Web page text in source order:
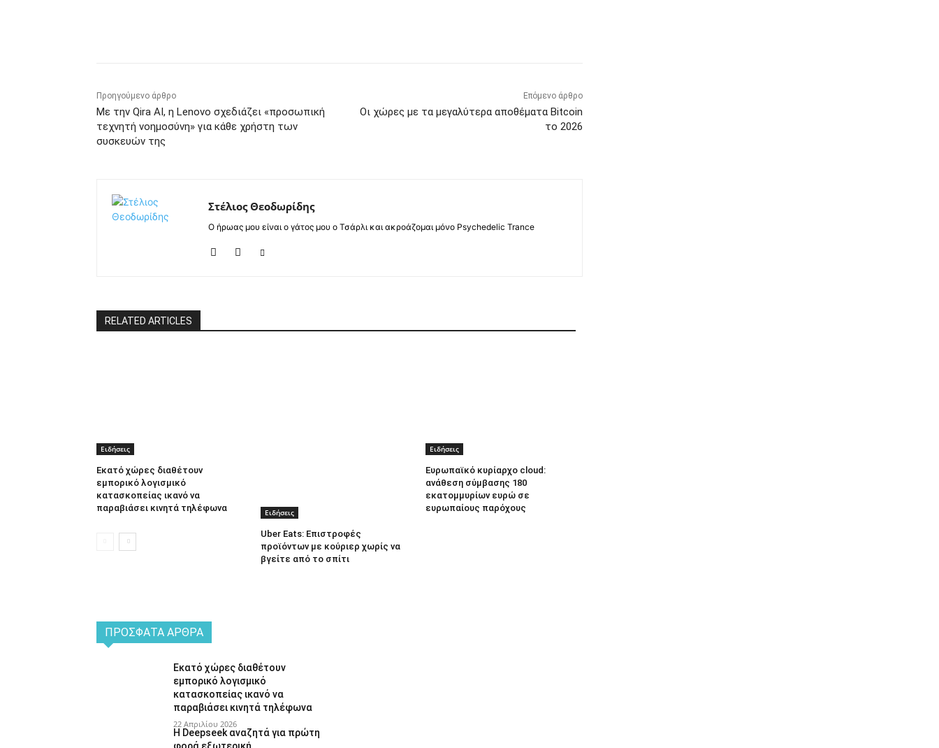
Προηγούμενο άρθρο
Με την Qira AI, η Lenovo σχεδιάζει «προσωπική
τεχνητή νοημοσύνη» για κάθε χρήστη των
συσκευών της
Επόμενο άρθρο
Οι χώρες με τα μεγαλύτερα αποθέματα Bitcoin
το 2026
Στέλιος Θεοδωρίδης
Ο ήρωας μου είναι ο γάτος μου ο Τσάρλι και ακροάζομαι μόνο Psychedelic Trance
RELATED ARTICLES
Ειδήσεις
Εκατό χώρες διαθέτουν
εμπορικό λογισμικό
κατασκοπείας ικανό να
παραβιάσει κινητά τηλέφωνα
Ειδήσεις
Uber Eats: Επιστροφές
προϊόντων με κούριερ χωρίς να
βγείτε από το σπίτι
Ειδήσεις
Ευρωπαϊκό κυρίαρχο cloud:
ανάθεση σύμβασης 180
εκατομμυρίων ευρώ σε
ευρωπαίους παρόχους
ΠΡΌΣΦΑΤΑ ΆΡΘΡΑ
Εκατό χώρες διαθέτουν
εμπορικό λογισμικό
κατασκοπείας ικανό να
παραβιάσει κινητά τηλέφωνα
22 Απριλίου 2026
Η Deepseek αναζητά για πρώτη
φορά εξωτερική